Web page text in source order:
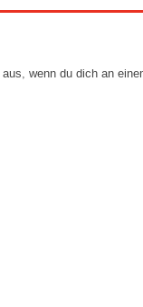
wenn du dich an